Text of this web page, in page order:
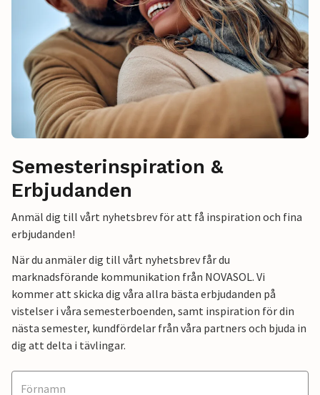
Semesterinspiration &
Erbjudanden
Anmäl dig till vårt nyhetsbrev för att få inspiration och fina
erbjudanden!
När du anmäler dig till vårt nyhetsbrev får du
marknadsförande kommunikation från NOVASOL. Vi
kommer att skicka dig våra allra bästa erbjudanden på
vistelser i våra semesterboenden, samt inspiration för din
nästa semester, kundfördelar från våra partners och bjuda in
dig att delta i tävlingar.